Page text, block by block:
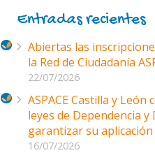
Entradas recientes
Abiertas las
la Red de Ciudadanía
22/07/2026
ASPACE Castilla y
leyes de Dependencia y
garantizar su
16/07/2026